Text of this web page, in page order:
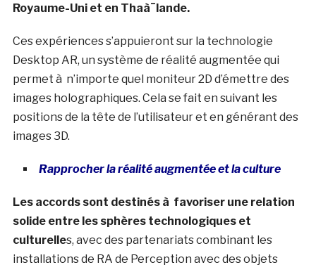
Royaume-Uni et en Thaà¯lande.
Ces expériences s’appuieront sur la technologie
Desktop AR, un système de réalité augmentée qui
permet à n’importe quel moniteur 2D d’émettre des
images holographiques. Cela se fait en suivant les
positions de la tête de l’utilisateur et en générant des
images 3D.
Rapprocher la réalité augmentée et la culture
Les accords sont destinés à favoriser une relation
solide entre les sphères technologiques et
culturelles, avec des partenariats combinant les
installations de RA de Perception avec des objets